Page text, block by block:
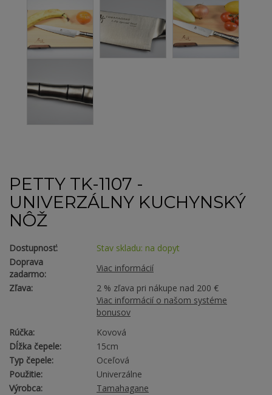
PETTY TK-1107 -
UNIVERZÁLNY KUCHYNSKÝ
NÔŽ
Dostupnosť:
Stav skladu: na dopyt
Doprava
zadarmo:
Viac informácií
Zľava:
2 % zľava pri nákupe nad 200 €
Viac informácií o našom systéme
bonusov
Rúčka:
Kovová
Dĺžka čepele:
15cm
Typ čepele:
Oceľová
Použitie:
Univerzálne
Výrobca:
Tamahagane